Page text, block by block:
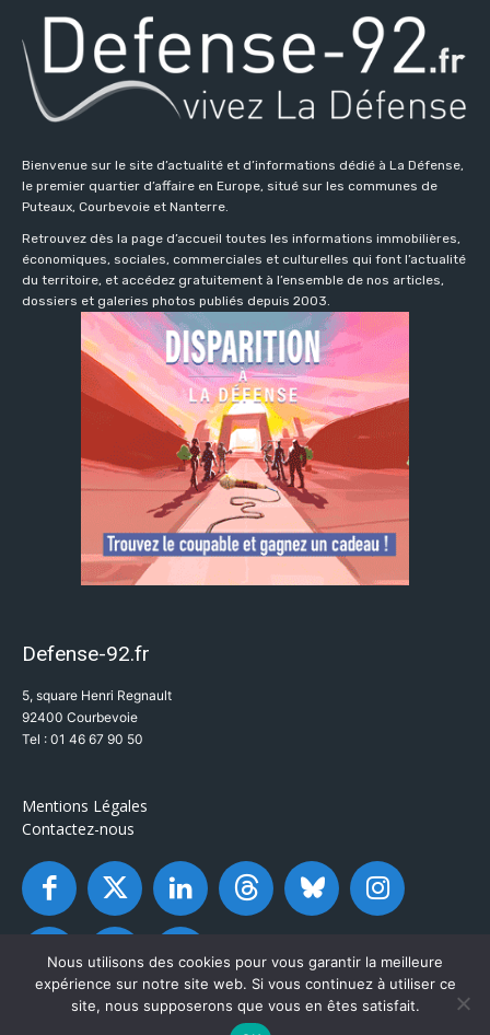
Bienvenue sur le site d’actualité et d’informations dédié à La Défense,
le premier quartier d’affaire en Europe, situé sur les communes de
Puteaux, Courbevoie et Nanterre.
Retrouvez dès la page d’accueil toutes les informations immobilières,
économiques, sociales, commerciales et culturelles qui font l’actualité
du territoire, et accédez gratuitement à l’ensemble de nos articles,
dossiers et galeries photos publiés depuis 2003.
Defense-92.fr
5, square Henri Regnault
92400 Courbevoie
Tel : 01 46 67 90 50
Mentions Légales
Contactez-nous
Nous utilisons des cookies pour vous garantir la meilleure
expérience sur notre site web. Si vous continuez à utiliser ce
site, nous supposerons que vous en êtes satisfait.